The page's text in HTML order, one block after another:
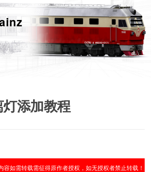
菜单
添加教程
容如需转载需征得原作者授权，如无授权者禁止转载！